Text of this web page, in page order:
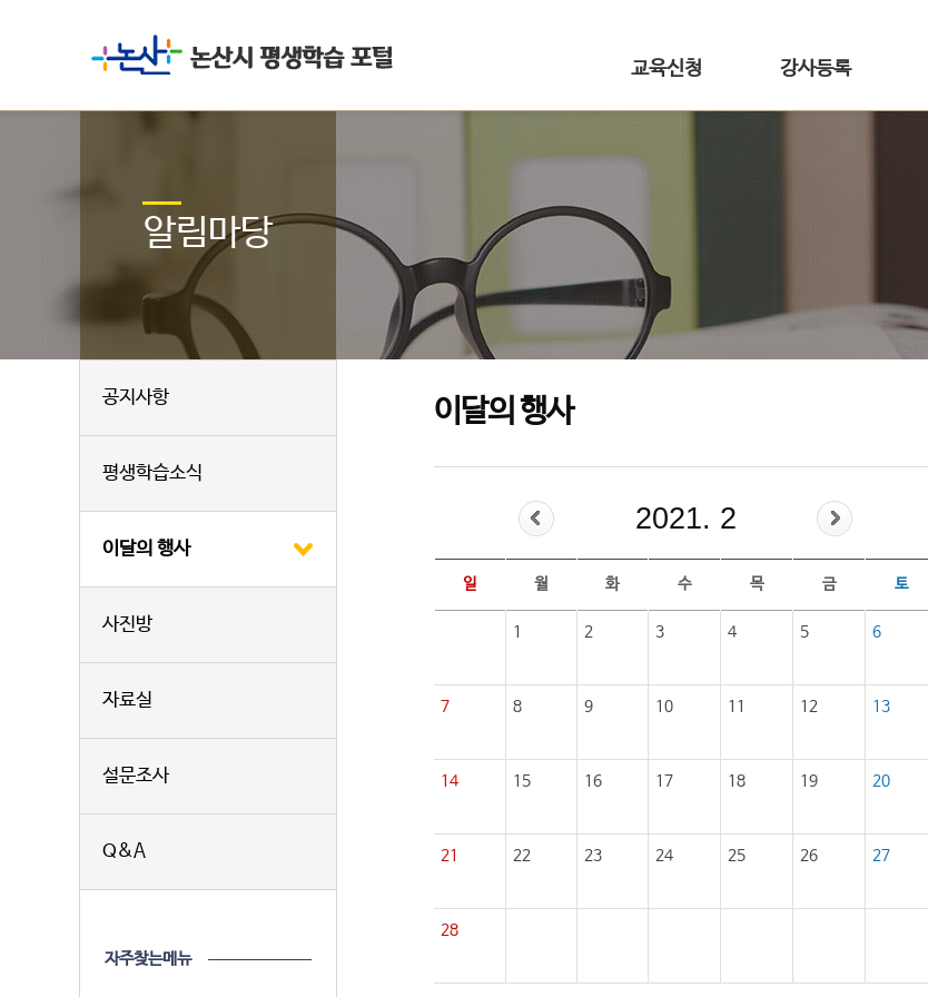
교육신청 강사등록
알림마당
공지사항
평생학습소식
이달의 행사
사진방
자료실
설문조사
Q&A
자주찾는메뉴
이달의 행사
2021. 2
일 월 화 수 목 금 토
1 2 3 4 5 6
7 8 9 10 11 12 13
14 15 16 17 18 19 20
21 22 23 24 25 26 27
28